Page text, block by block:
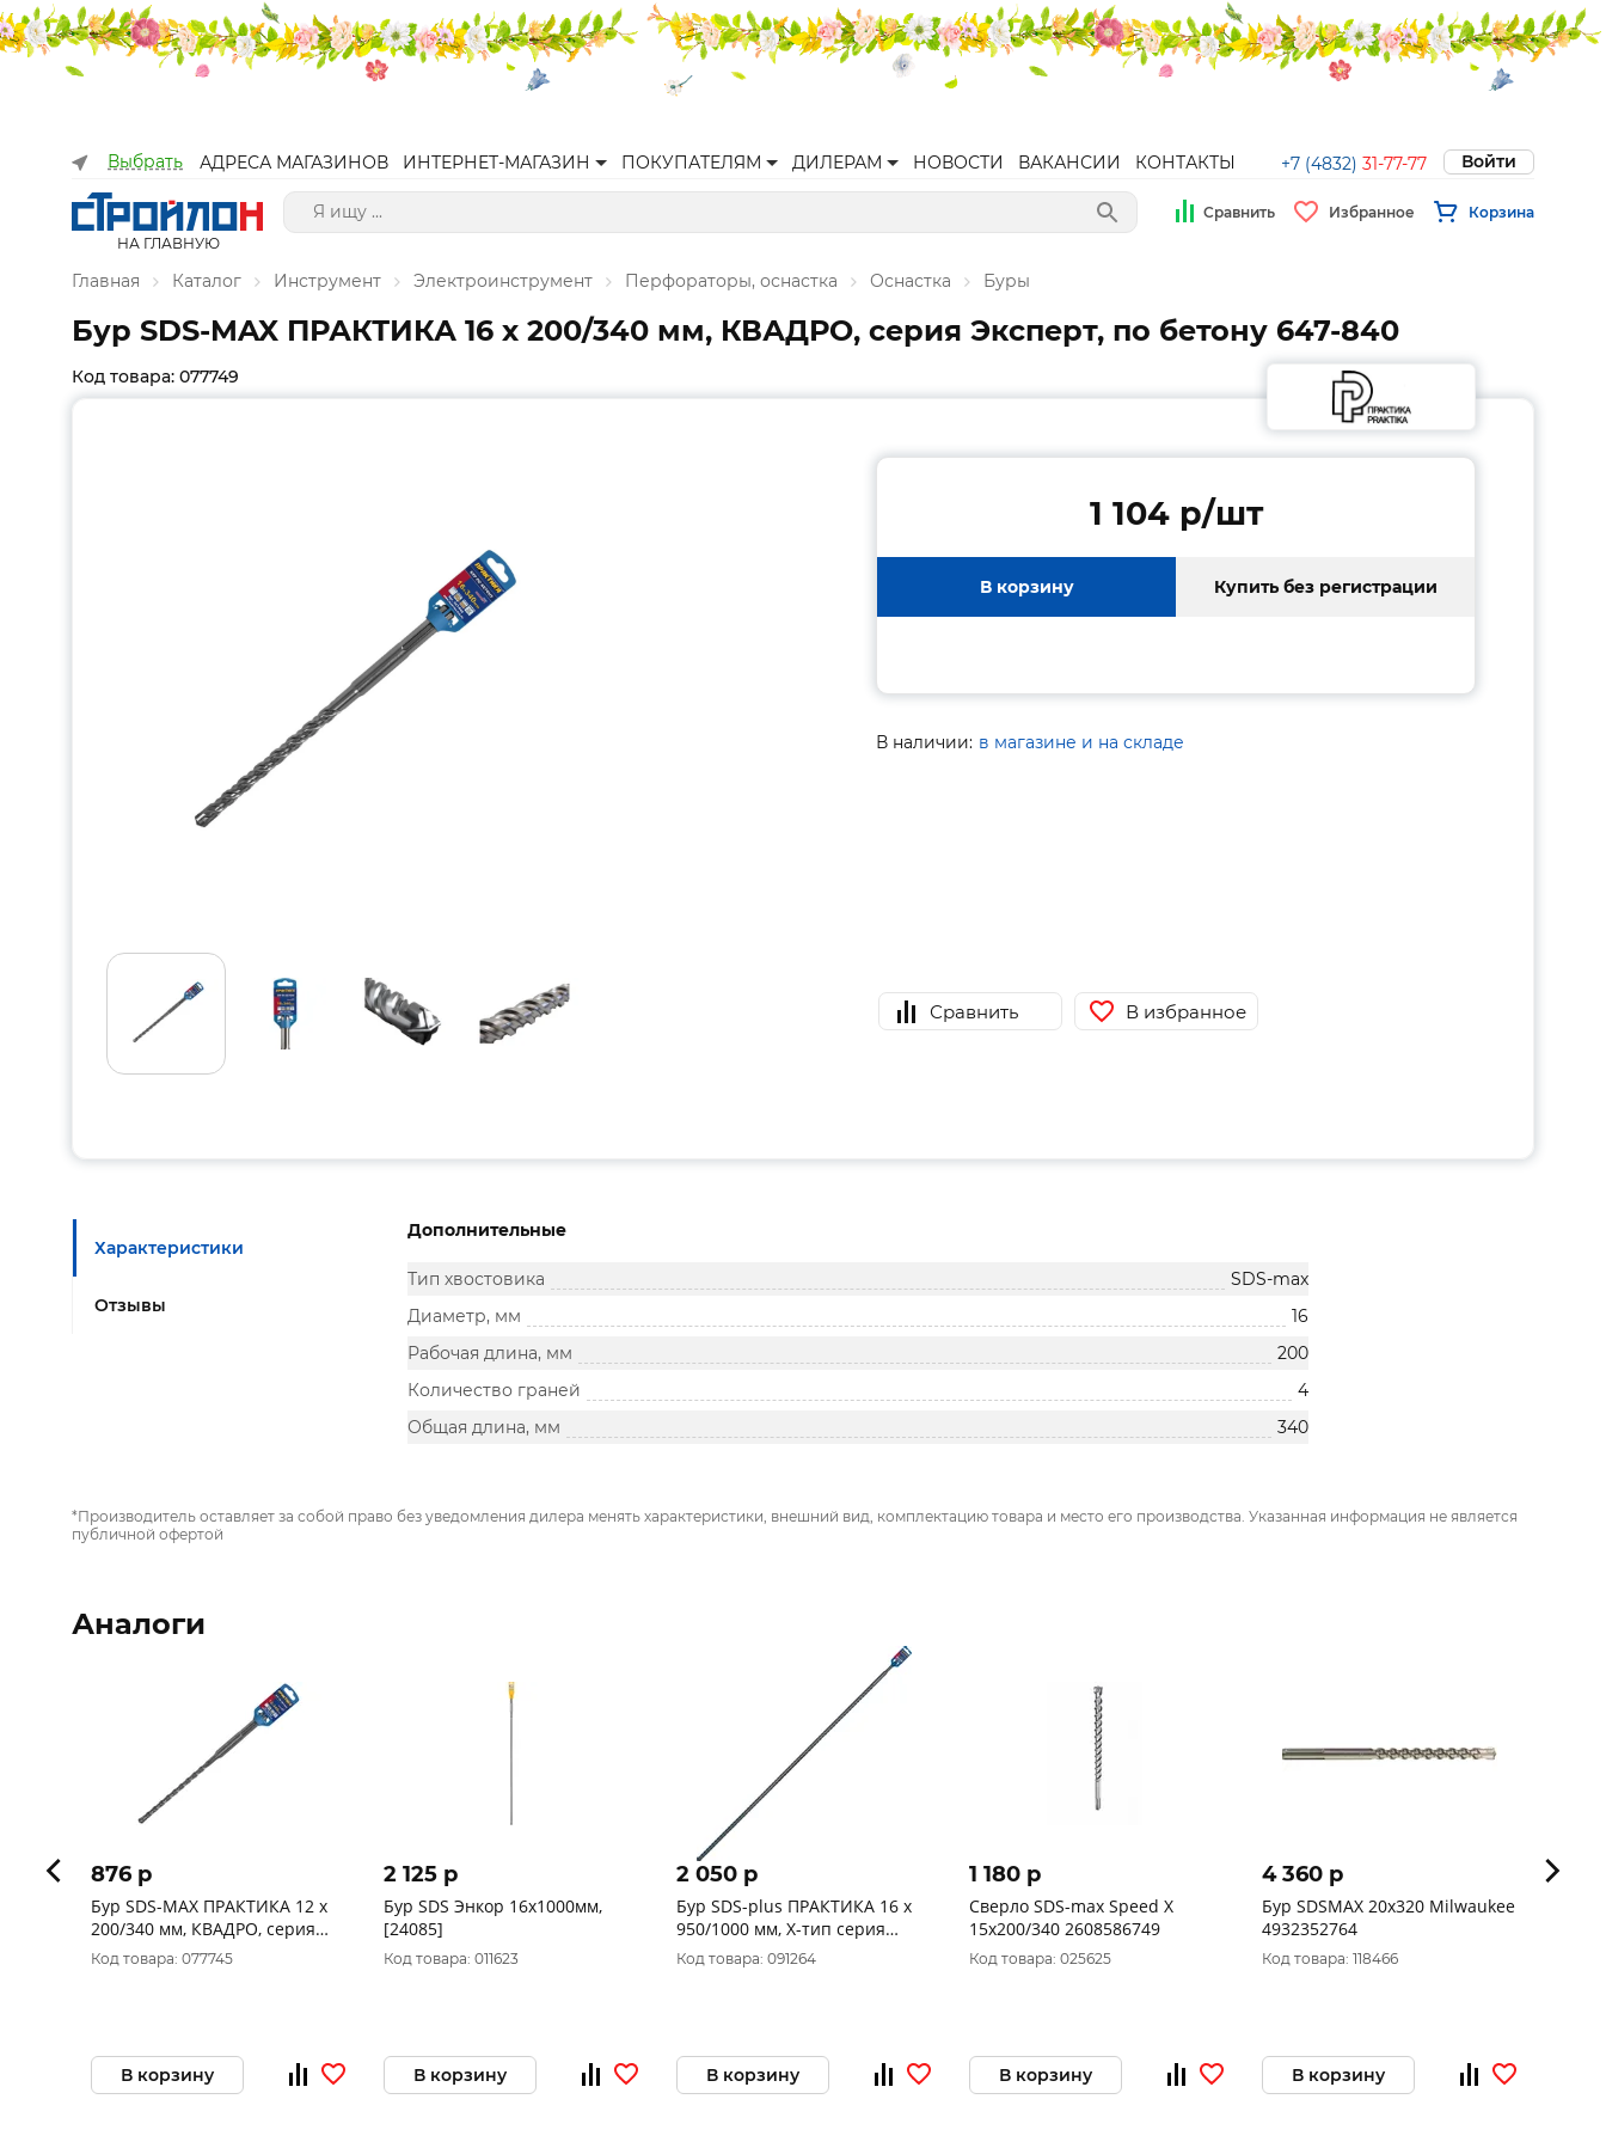
Выбрать АДРЕСА МАГАЗИНОВ ИНТЕРНЕТ-МАГАЗИН ПОКУПАТЕЛЯМ ДИЛЕРАМ НОВОСТИ ВАКАНСИИ КОНТАКТЫ +7 (4832) 31-77-77 Войти
НА ГЛАВНУЮ
Сравнить Избранное Корзина
Главная Каталог Инструмент Электроинструмент Перфораторы, оснастка Оснастка Буры
Бур SDS-MAX ПРАКТИКА 16 х 200/340 мм, КВАДРО, серия Эксперт, по бетону 647-840
Код товара: 077749
1 104 p/шт
В корзину Купить без регистрации
В наличии: в магазине и на складе
Сравнить В избранное
Характеристики
Отзывы
Дополнительные
Тип хвостовика
SDS-max
Диаметр, мм
16
Рабочая длина, мм
200
Количество граней
4
Общая длина, мм
340
*Производитель оставляет за собой право без уведомления дилера менять характеристики, внешний вид, комплектацию товара и место его производства. Указанная информация не является
публичной офертой
Аналоги
876 p
Бур SDS-MAX ПРАКТИКА 12 х
200/340 мм, КВАДРО, серия
Эксперт, по бетону 647-802
Код товара: 077745
В корзину
2 125 p
Бур SDS Энкор 16x1000мм,
[24085]
Код товара: 011623
В корзину
2 050 p
Бур SDS-plus ПРАКТИКА 16 х
950/1000 мм, Х-тип серия
"Эксперт" по бетону 775-990
Код товара: 091264
В корзину
1 180 p
Сверло SDS-max Speed X
15x200/340 2608586749
Код товара: 025625
В корзину
4 360 p
Бур SDSMAX 20x320 Milwaukee
4932352764
Код товара: 118466
В корзину
984